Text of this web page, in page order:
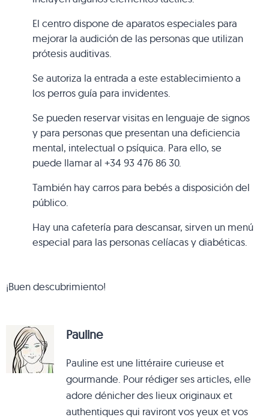
El centro dispone de aparatos especiales para
mejorar la audición de las personas que utilizan
prótesis auditivas.
Se autoriza la entrada a este establecimiento a
los perros guía para invidentes.
Se pueden reservar visitas en lenguaje de signos
y para personas que presentan una deficiencia
mental, intelectual o psíquica. Para ello, se
puede llamar al +34 93 476 86 30.
También hay carros para bebés a disposición del
público.
Hay una cafetería para descansar, sirven un menú
especial para las personas celíacas y diabéticas.
¡Buen descubrimiento!
Pauline
Pauline est une littéraire curieuse et
gourmande. Pour rédiger ses articles, elle
adore dénicher des lieux originaux et
authentiques qui raviront vos yeux et vos